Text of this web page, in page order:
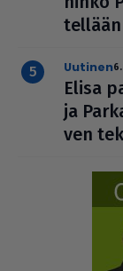
uutinen
Elisa
ja
ven